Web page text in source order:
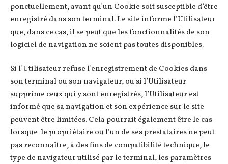
ponctuellement, avant qu’un Cookie soit susceptible d’être
enregistré dans son terminal. Le site informe l’Utilisateur
que, dans ce cas, il se peut que les fonctionnalités de son
logiciel de navigation ne soient pas toutes disponibles.
Si l’Utilisateur refuse l’enregistrement de Cookies dans
son terminal ou son navigateur, ou si l’Utilisateur
supprime ceux qui y sont enregistrés, l’Utilisateur est
informé que sa navigation et son expérience sur le site
peuvent être limitées. Cela pourrait également être le cas
lorsque le propriétaire ou l’un de ses prestataires ne peut
pas reconnaître, à des fins de compatibilité technique, le
type de navigateur utilisé par le terminal, les paramètres